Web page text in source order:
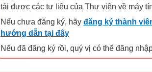
tải được các tư liệu của Thư viện về máy
Nếu chưa đăng ký, hãy đăng ký thành
hướng dẫn tại đây
Nếu đã đăng ký rồi, quý vị có thể đăng